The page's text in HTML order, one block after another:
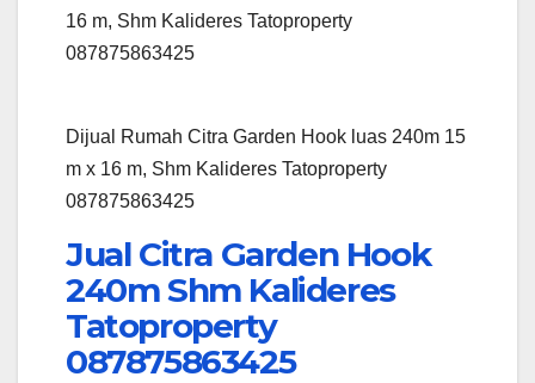
16 m, Shm Kalideres Tatoproperty
087875863425
Dijual Rumah Citra Garden Hook luas 240m 15
m x 16 m, Shm Kalideres Tatoproperty
087875863425
Jual Citra Garden Hook
240m Shm Kalideres
Tatoproperty
087875863425